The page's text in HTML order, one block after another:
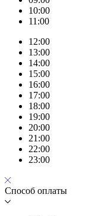
10:00
11:00
12:00
13:00
14:00
15:00
16:00
17:00
18:00
19:00
20:00
21:00
22:00
23:00
Способ оплаты